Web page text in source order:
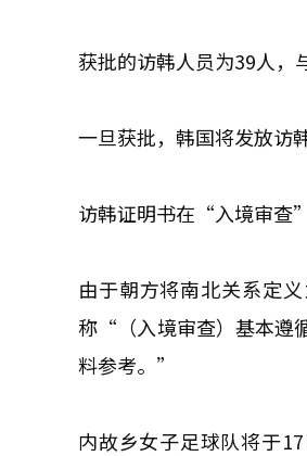
获批的访韩人员为39人，
一旦获批，韩国将发放访
访韩证明书在“入境审查
由于朝方将南北关系定
称“（入境审查）基本遵
料参考。”
内故乡女子足球队将于